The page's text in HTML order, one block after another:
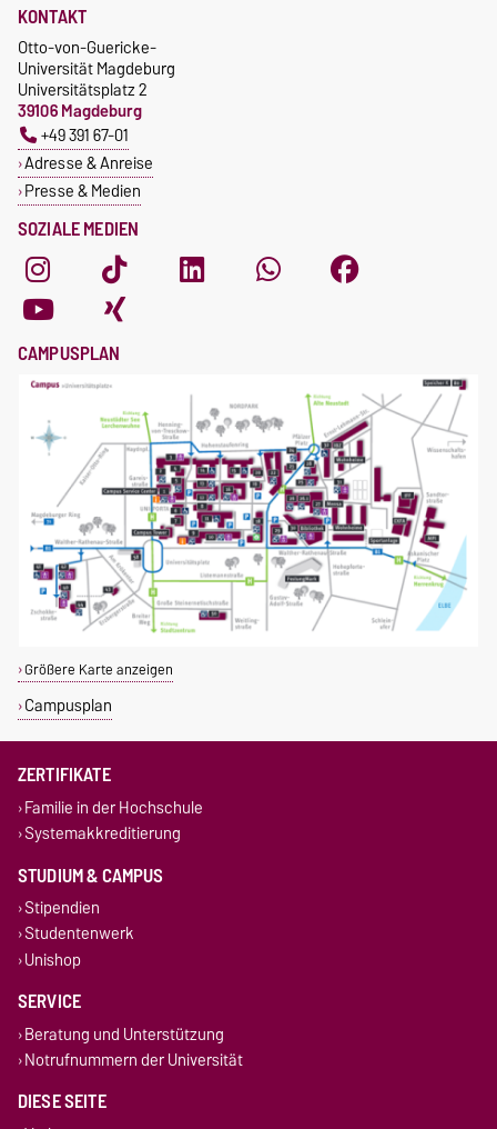
SOZIALE MEDIEN
KONTAKT
Otto-von-Guericke-
Universität Magdeburg
Universitätsplatz 2
39106 Magdeburg
+49 391 67-01
Adresse & Anreise
Presse & Medien
CAMPUSPLAN
Größere Karte anzeigen
Campusplan
ZERTIFIKATE
Familie in der Hochschule
Systemakkreditierung
STUDIUM & CAMPUS
Stipendien
Studentenwerk
Unishop
SERVICE
Beratung und Unterstützung
Notrufnummern der Universität
DIESE SEITE